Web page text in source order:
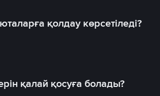
қолдау көрсетіледі?
қалай қосуға болады?